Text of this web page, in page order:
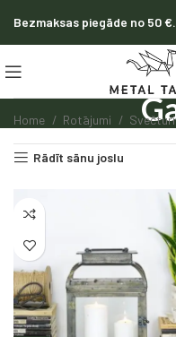
Home Rotājumi
Rādīt sānu joslu
Bezmaksas piegāde no 50 €.